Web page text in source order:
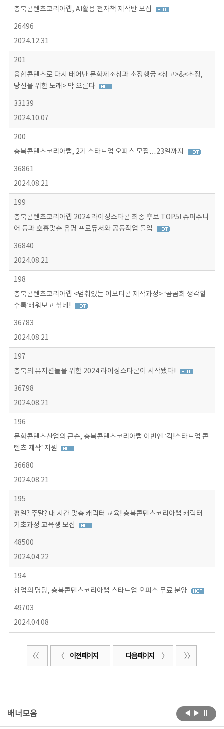
충북콘텐츠코리아랩, AI활용 전자책 제작반 모집
26496
2024.12.31
201
융합콘텐츠로 다시 태어난 문화제조창과 초정행궁 <창고>&<초정,
당신을 위한 노래> 막 오른다
33139
2024.10.07
200
충북콘텐츠코리아랩, 2기 스타트업 오피스 모집…23일까지
36861
2024.08.21
199
충북콘텐츠코리아랩 2024 라이징스타콘 최종 후보 TOP5! 슈퍼주니
어 등과 호흡맞춘 유명 프로듀서와 공동작업 돌입
36840
2024.08.21
198
충북콘텐츠코리아랩 <멈춰있는 이모티콘 제작과정> ‘곰곰희 생각할
수록’배워보고 싶네!
36783
2024.08.21
197
충북의 뮤지션들을 위한 2024 라이징스타콘이 시작됐다!
36798
2024.08.21
196
문화콘텐츠산업의 큰손, 충북콘텐츠코리아랩 이번엔 ‘킥!스타트업 콘
텐츠 제작’ 지원
36680
2024.08.21
195
평일? 주말? 내 시간 맞춤 캐릭터 교육! 충북콘텐츠코리아랩 캐릭터
기초과정 교육생 모집
48500
2024.04.22
194
창업의 명당, 충북콘텐츠코리아랩 스타트업 오피스 무료 분양
49703
2024.04.08
이전 페이지 다음 페이지
배너모음